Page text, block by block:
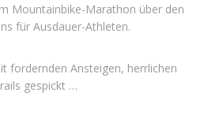
Mountainbike-Marathon über den
für Ausdauer-Athleten.
fordernden Ansteigen, herrlichen
gespickt …